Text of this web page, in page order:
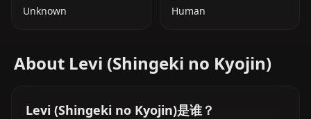
Unknown Human
About Levi (Shingeki no Kyojin)
Levi (Shingeki no Kyojin)是谁？